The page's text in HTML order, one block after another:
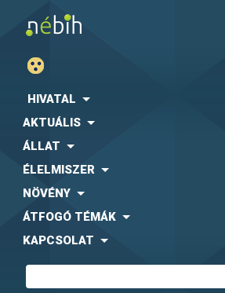
HIVATAL
AKTUÁLIS
ÁLLAT
ÉLELMISZER
NÖVÉNY
ÁTFOGÓ TÉMÁK
KAPCSOLAT